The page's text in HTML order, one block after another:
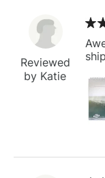
Reviewed
by Katie